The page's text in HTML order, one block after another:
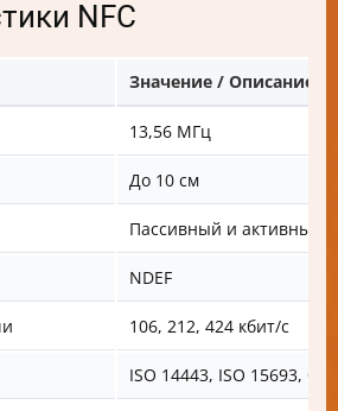
NFC
Значение / Описание
13,56 МГц
До 10 см
Пассивный и активный
NDEF
106, 212, 424 кбит/с
ISO 14443, ISO 15693,